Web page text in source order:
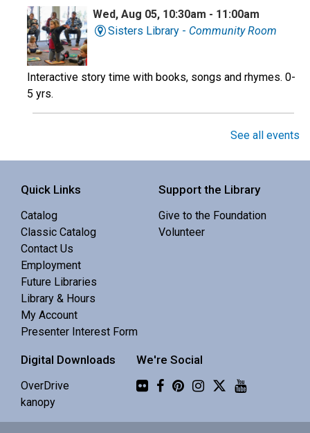
Wed, Aug 05, 10:30am - 11:00am
Sisters Library - Community Room
Interactive story time with books, songs and rhymes. 0-
5 yrs.
Interactive story time with books, songs and rhymes. 0-
5 yrs.
Baby Story Time
Wed, Aug 05, 10:30am - 11:00am
Floor)
A gentle story time for infant and caregiver. 0-18 mo.
Story Time Craft
play!
See all events
Quick Links
Catalog
Classic Catalog
Contact Us
Employment
Future Libraries
Library & Hours
My Account
Presenter Interest Form
Support the Library
Give to the Foundation
Volunteer
Digital Downloads
OverDrive
kanopy
We're Social
Flickr